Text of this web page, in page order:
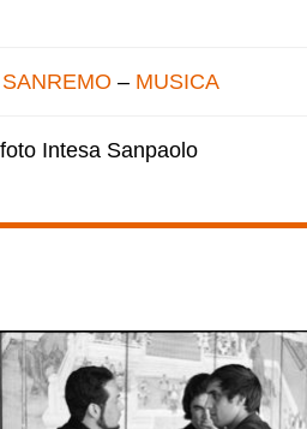
– MUSICA
Intesa Sanpaolo